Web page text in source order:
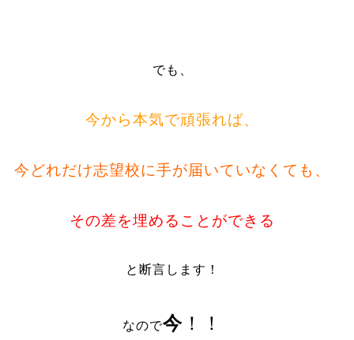
でも、
今から本気で頑張れば、
今どれだけ志望校に手が届いていなくても、
その差を埋めることができる
と断言します！
なので今 ！！